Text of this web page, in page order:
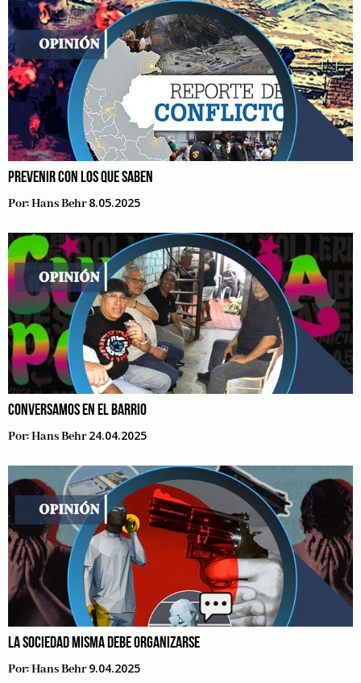
PREVENIR CON LOS QUE SABEN
Por:Hans Behr 8.05.2025
CONVERSAMOS EN EL BARRIO
Por:Hans Behr 24.04.2025
LA SOCIEDAD MISMA DEBE ORGANIZARSE
Por:Hans Behr 9.04.2025